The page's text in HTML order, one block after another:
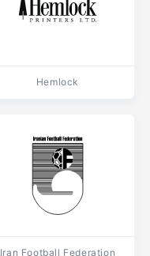
Hemlock
Iran Football Federation